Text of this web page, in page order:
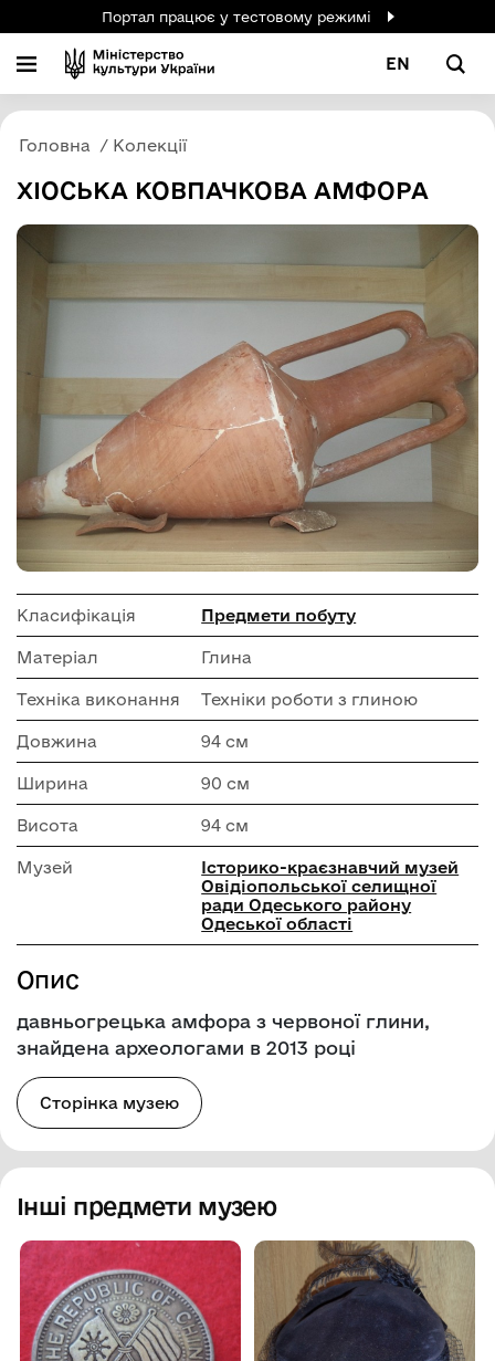
Портал працює у тестовому режимі
EN
Головна Колекції
ХІОСЬКА КОВПАЧКОВА АМФОРА
Класифікація Предмети побуту
Матеріал Глина
Техніка виконання Техніки роботи з глиною
Довжина 94 см
Ширина 90 см
Висота 94 см
Музей
Історико-краєзнавчий музей
Овідіопольської селищної
ради Одеського району
Одеської області
Опис
давньогрецька амфора з червоної глини,
знайдена археологами в 2013 році
Сторінка музею
Інші предмети музею